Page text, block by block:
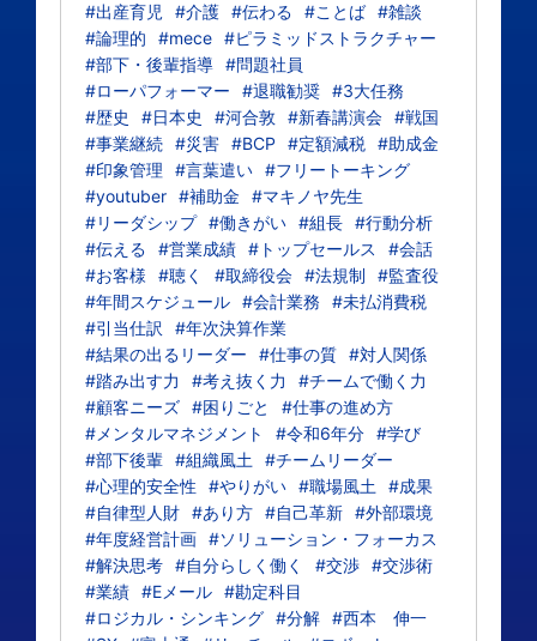
#出産育児
#介護 #伝わる #ことば #雑談
#論理的
#mece #ピラミッドストラクチャー
#部下・後輩指導 #問題社員
#ローパフォーマー
#退職勧奨 #3大任務
#歴史
#日本史 #河合敦 #新春講演会 #戦国
#事業継続 #災害 #BCP #定額減税 #助成金
#印象管理
#言葉遣い #フリートーキング
#youtuber #補助金
#マキノヤ先生
#リーダシップ #働きがい #組長 #行動分析
#伝える
#営業成績 #トップセールス
#会話
#お客様
#聴く #取締役会 #法規制
#監査役
#年間スケジュール #会計業務
#未払消費税
#引当仕訳
#年次決算作業
#結果の出るリーダー
#仕事の質 #対人関係
#踏み出す力
#考え抜く力
#チームで働く力
#顧客ニーズ #困りごと
#仕事の進め方
#メンタルマネジメント
#令和6年分 #学び
#部下後輩 #組織風土
#チームリーダー
#心理的安全性
#やりがい #職場風土
#成果
#自律型人財 #あり方 #自己革新 #外部環境
#年度経営計画 #ソリューション・フォーカス
#解決思考 #自分らしく働く #交渉 #交渉術
#業績 #Eメール #勘定科目
#ロジカル・シンキング #分解 #西本 伸一